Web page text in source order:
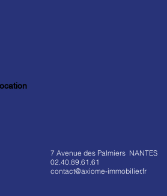
7 Avenue des Palmiers NANTES
02.40.89.61.61
contact@axiome-immobilier.fr